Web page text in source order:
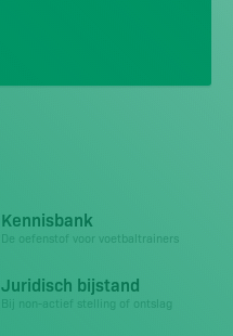
Kennisbank
De oefenstof voor voetbaltrainers
Juridisch bijstand
Bij non-actief stelling of ontslag